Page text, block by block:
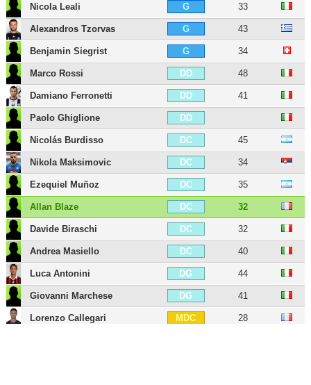
Nicola Leali
G 33
Alexandros Tzorvas G 43
Benjamin Siegrist G 34
Marco Rossi DD 48
Damiano Ferronetti DD 41
Paolo Ghiglione DD
Nicolás Burdisso DC 45
Nikola Maksimovic DC 34
Ezequiel Muñoz DC 35
Allan Blaze DC 32
Davide Biraschi DC 32
Andrea Masiello DC 40
Luca Antonini DG 44
Giovanni Marchese DG 41
Lorenzo Callegari MDC 28